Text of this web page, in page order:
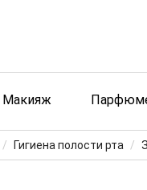
Макияж
Гигиена полости рта